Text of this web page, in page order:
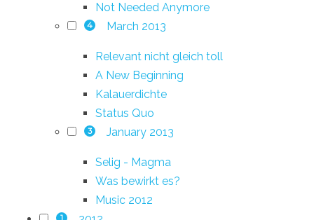
Not Needed Anymore
4 March 2013
Relevant nicht gleich toll
A New Beginning
Kalauerdichte
Status Quo
3 January 2013
Selig - Magma
Was bewirkt es?
Music 2012
1